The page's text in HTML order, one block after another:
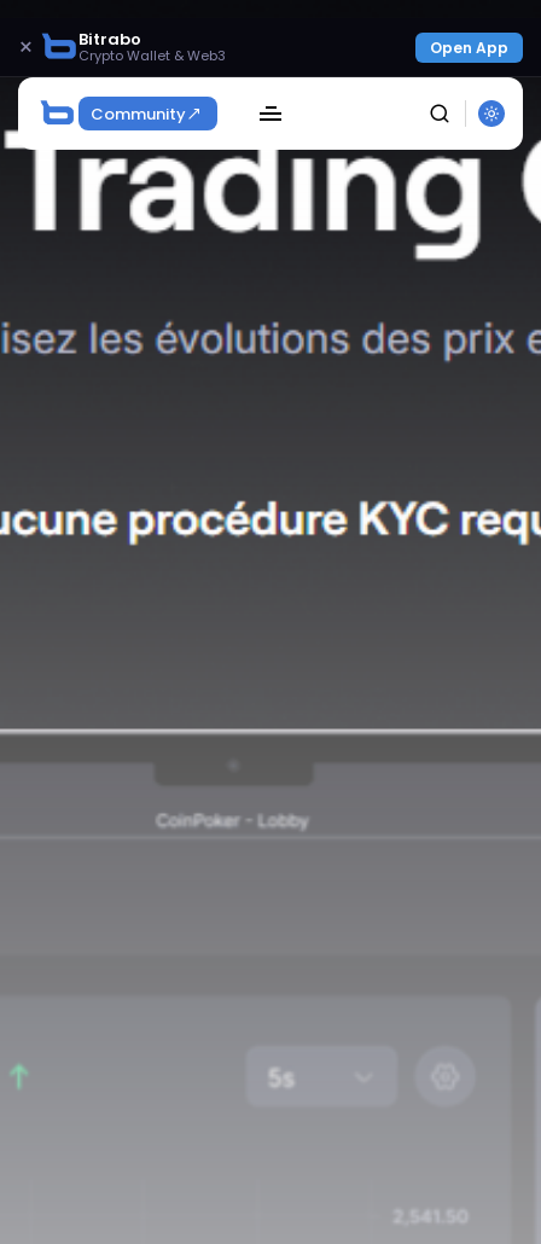
× Bitrabo
Crypto Wallet & Web3 Open App
Community
Get Exclusive Access
NEWSLETTER
By clicking the 'Sign Up' button, you confirm that you have